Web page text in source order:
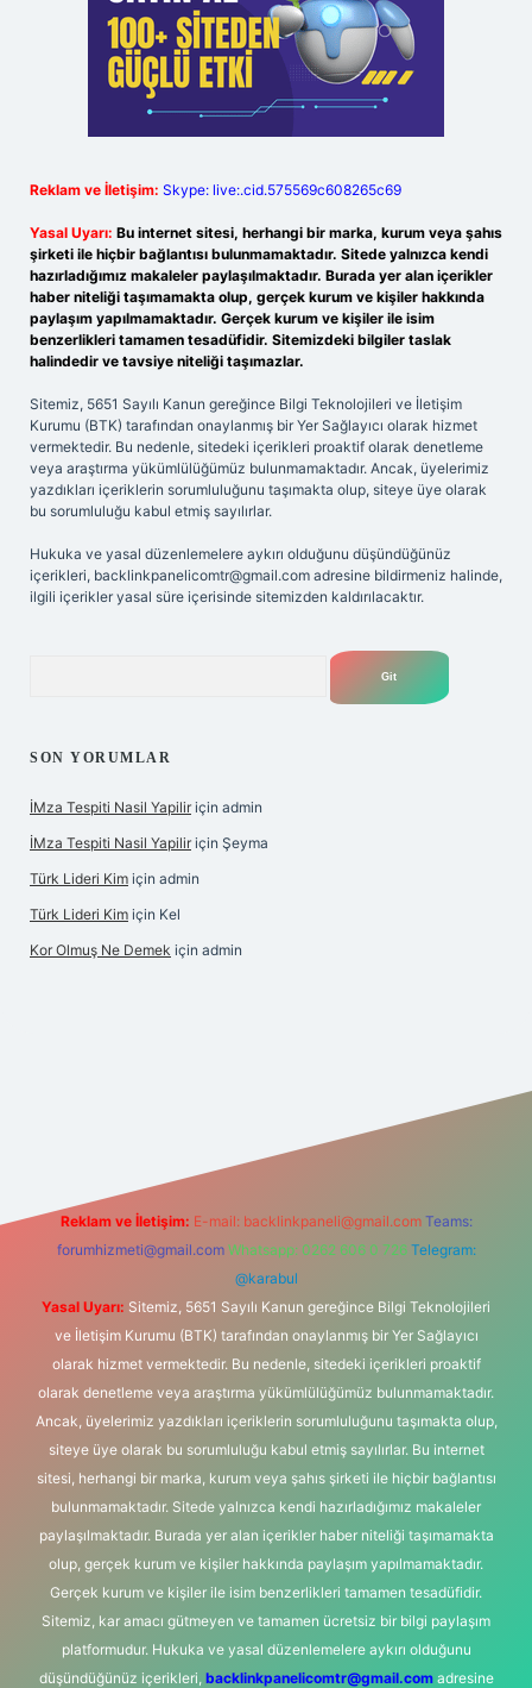
Reklam ve İletişim: Skype: live:.cid.575569c608265c69
Yasal Uyarı: Bu internet sitesi, herhangi bir marka, kurum veya şahıs
şirketi ile hiçbir bağlantısı bulunmamaktadır. Sitede yalnızca kendi
hazırladığımız makaleler paylaşılmaktadır. Burada yer alan içerikler
haber niteliği taşımamakta olup, gerçek kurum ve kişiler hakkında
paylaşım yapılmamaktadır. Gerçek kurum ve kişiler ile isim
benzerlikleri tamamen tesadüfidir. Sitemizdeki bilgiler taslak
halindedir ve tavsiye niteliği taşımazlar.
Sitemiz, 5651 Sayılı Kanun gereğince Bilgi Teknolojileri ve İletişim
Kurumu (BTK) tarafından onaylanmış bir Yer Sağlayıcı olarak hizmet
vermektedir. Bu nedenle, sitedeki içerikleri proaktif olarak denetleme
veya araştırma yükümlülüğümüz bulunmamaktadır. Ancak, üyelerimiz
yazdıkları içeriklerin sorumluluğunu taşımakta olup, siteye üye olarak
bu sorumluluğu kabul etmiş sayılırlar.
Hukuka ve yasal düzenlemelere aykırı olduğunu düşündüğünüz
içerikleri, backlinkpanelicomtr@gmail.com adresine bildirmeniz halinde,
ilgili içerikler yasal süre içerisinde sitemizden kaldırılacaktır.
SON YORUMLAR
İMza Tespiti Nasil Yapilir için admin
İMza Tespiti Nasil Yapilir için Şeyma
Türk Lideri Kim için admin
Türk Lideri Kim için Kel
Kor Olmuş Ne Demek için admin
Reklam ve İletişim: E-mail: backlinkpaneli@gmail.com Teams:
forumhizmeti@gmail.com Whatsapp: 0262 606 0 726 Telegram:
@karabul
Yasal Uyarı: Sitemiz, 5651 Sayılı Kanun gereğince Bilgi Teknolojileri
ve İletişim Kurumu (BTK) tarafından onaylanmış bir Yer Sağlayıcı
olarak hizmet vermektedir. Bu nedenle, sitedeki içerikleri proaktif
olarak denetleme veya araştırma yükümlülüğümüz bulunmamaktadır.
Ancak, üyelerimiz yazdıkları içeriklerin sorumluluğunu taşımakta olup,
siteye üye olarak bu sorumluluğu kabul etmiş sayılırlar. Bu internet
sitesi, herhangi bir marka, kurum veya şahıs şirketi ile hiçbir bağlantısı
bulunmamaktadır. Sitede yalnızca kendi hazırladığımız makaleler
paylaşılmaktadır. Burada yer alan içerikler haber niteliği taşımamakta
olup, gerçek kurum ve kişiler hakkında paylaşım yapılmamaktadır.
Gerçek kurum ve kişiler ile isim benzerlikleri tamamen tesadüfidir.
Sitemiz, kar amacı gütmeyen ve tamamen ücretsiz bir bilgi paylaşım
platformudur. Hukuka ve yasal düzenlemelere aykırı olduğunu
düşündüğünüz içerikleri, backlinkpanelicomtr@gmail.comadresine